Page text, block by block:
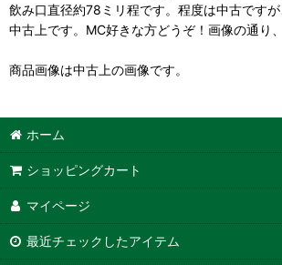
飲み口直径約78ミリ程です。程度は中古ですが
中古上です。MC好きな方どうぞ！画像の通り
商品画像は中古上の画像です。
ホーム
ショッピングカート
マイページ
最近チェックしたアイテム